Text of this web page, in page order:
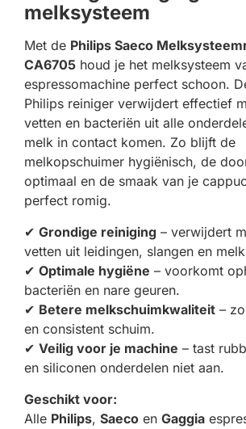
melksysteem
Met de Philips Saeco
CA6705 houd je het melksysteem
espressomachine perfect schoon.
Philips reiniger verwijdert effectief
vetten en bacteriën uit alle
melk in contact komen. Zo blijft de
melkopschuimer hygiënisch, de
optimaal en de smaak van je
perfect romig.
✔ Grondige reiniging – verwijdert
vetten uit leidingen, slangen en
✔ Optimale hygiëne – voorkomt
bacteriën en nare geuren.
✔ Betere melkschuimkwaliteit –
en consistent schuim.
✔ Veilig voor je machine – tast
en siliconen onderdelen niet aan.
Geschikt voor:
Alle Philips, Saeco en Gaggia